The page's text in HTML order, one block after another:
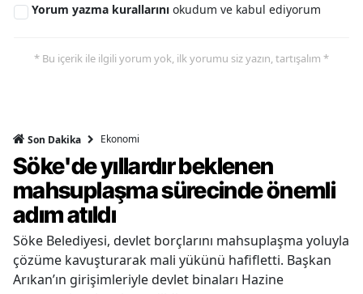
Yorum yazma kurallarını okudum ve kabul ediyorum
* Bu içerik ile ilgili yorum yok, ilk yorumu siz yazın, tartışalım *
Son Dakika Ekonomi
Söke'de yıllardır beklenen
mahsuplaşma sürecinde önemli
adım atıldı
Söke Belediyesi, devlet borçlarını mahsuplaşma yoluyla
çözüme kavuşturarak mali yükünü hafifletti. Başkan
Arıkan’ın girişimleriyle devlet binaları Hazine